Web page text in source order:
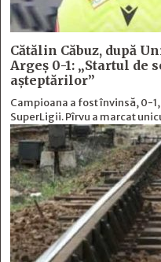
Cătălin Căbuz, după
Argeș 0-1: „Startul de
așteptărilor”
Campioana a fost învinsă, 0-
SuperLigii. Pîrvu a marcat